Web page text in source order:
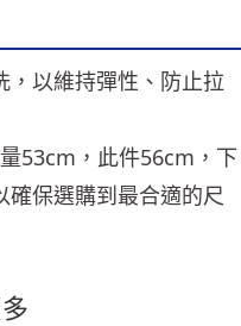
使用額度並採取法律行動。
，以維持彈性、防止拉
53cm，此件56cm，下
確保選購到最合適的尺